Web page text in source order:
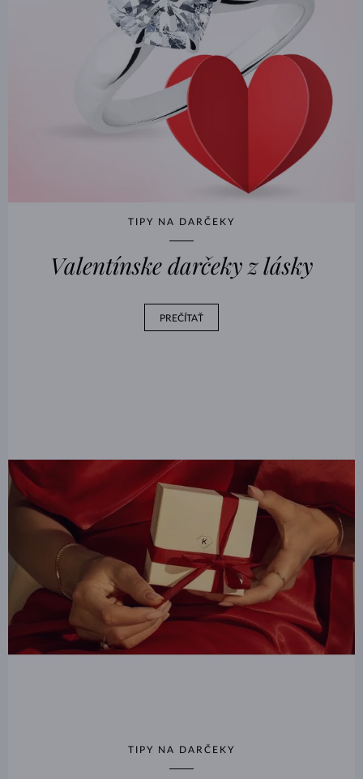
TIPY NA DARČEKY
Valentínske darčeky z lásky
PREČÍTAŤ
TIPY NA DARČEKY